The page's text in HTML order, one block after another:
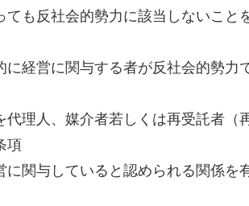
ても反社会的勢力に該当しないこと
に経営に関与する者が反社会的勢力
代理人、媒介者若しくは再受託者（
項
に関与していると認められる関係を